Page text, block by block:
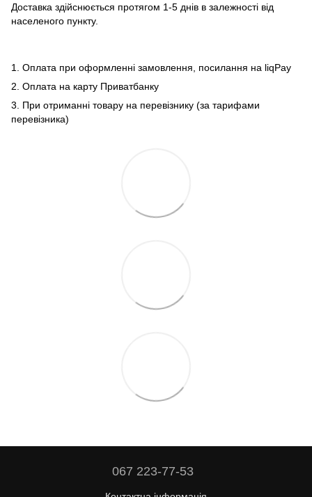
Доставка здійснюється протягом 1-5 днів в залежності від
населеного пункту.
1. Оплата при оформленні замовлення, посилання на liqPay
2. Оплата на карту Приватбанку
3. При отриманні товару на перевізнику (за тарифами
перевізника)
067 223-77-53